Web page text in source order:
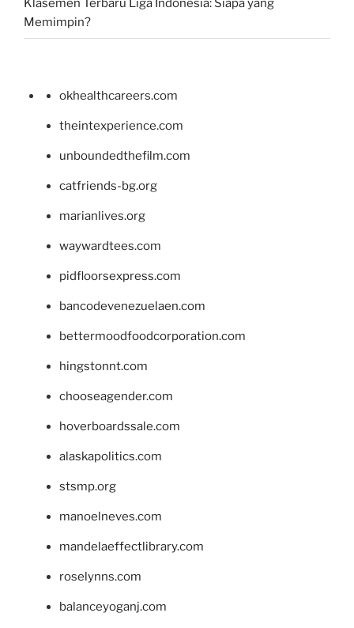
Klasemen Terbaru Liga Indonesia: Siapa yang
Memimpin?
okhealthcareers.com
theintexperience.com
unboundedthefilm.com
catfriends-bg.org
marianlives.org
waywardtees.com
pidfloorsexpress.com
bancodevenezuelaen.com
bettermoodfoodcorporation.com
hingstonnt.com
chooseagender.com
hoverboardssale.com
alaskapolitics.com
stsmp.org
manoelneves.com
mandelaeffectlibrary.com
roselynns.com
balanceyoganj.com